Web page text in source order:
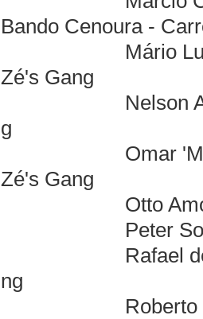
Bando Cenoura -
Mário Luiz
Zé's Gang
Nelson Amaral
g
Omar 'Mazinho'
Zé's Gang
Otto Amorim
Peter Soares
Rafael de
ng
Roberto Miguez